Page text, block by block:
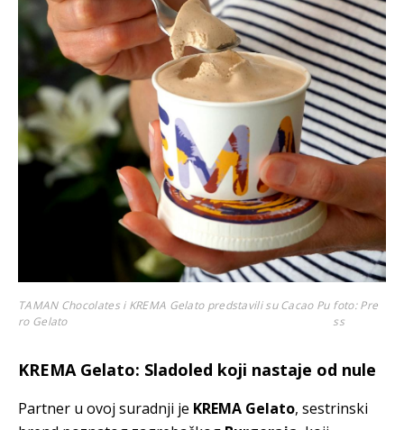
TAMAN Chocolates i KREMA Gelato predstavili su Cacao Pu
ro Gelato
foto: Pre
ss
KREMA Gelato: Sladoled koji nastaje od nule
Partner u ovoj suradnji je KREMA Gelato, sestrinski